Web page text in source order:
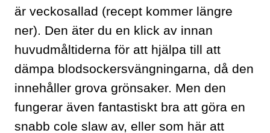
är veckosallad (recept kommer längre
ner). Den äter du en klick av innan
huvudmåltiderna för att hjälpa till att
dämpa blodsockersvängningarna, då den
innehåller grova grönsaker. Men den
fungerar även fantastiskt bra att göra en
snabb cole slaw av, eller som här att